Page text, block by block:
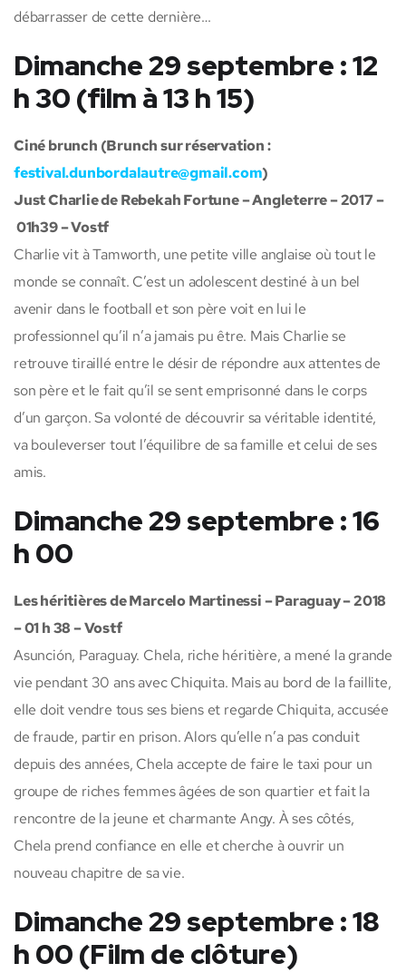
débarrasser de cette dernière…
Dimanche 29 septembre : 12
h 30 (film à 13 h 15)
Ciné brunch (Brunch sur réservation :
festival.dunbordalautre@gmail.com)
Just Charlie de Rebekah Fortune – Angleterre – 2017 –
01h39 – Vostf
Charlie vit à Tamworth, une petite ville anglaise où tout le
monde se connaît. C’est un adolescent destiné à un bel
avenir dans le football et son père voit en lui le
professionnel qu’il n’a jamais pu être. Mais Charlie se
retrouve tiraillé entre le désir de répondre aux attentes de
son père et le fait qu’il se sent emprisonné dans le corps
d’un garçon. Sa volonté de découvrir sa véritable identité,
va bouleverser tout l’équilibre de sa famille et celui de ses
amis.
Dimanche 29 septembre : 16
h 00
Les héritières de Marcelo Martinessi – Paraguay – 2018
– 01 h 38 – Vostf
Asunción, Paraguay. Chela, riche héritière, a mené la grande
vie pendant 30 ans avec Chiquita. Mais au bord de la faillite,
elle doit vendre tous ses biens et regarde Chiquita, accusée
de fraude, partir en prison. Alors qu’elle n’a pas conduit
depuis des années, Chela accepte de faire le taxi pour un
groupe de riches femmes âgées de son quartier et fait la
rencontre de la jeune et charmante Angy. À ses côtés,
Chela prend confiance en elle et cherche à ouvrir un
nouveau chapitre de sa vie.
Dimanche 29 septembre : 18
h 00 (Film de clôture)